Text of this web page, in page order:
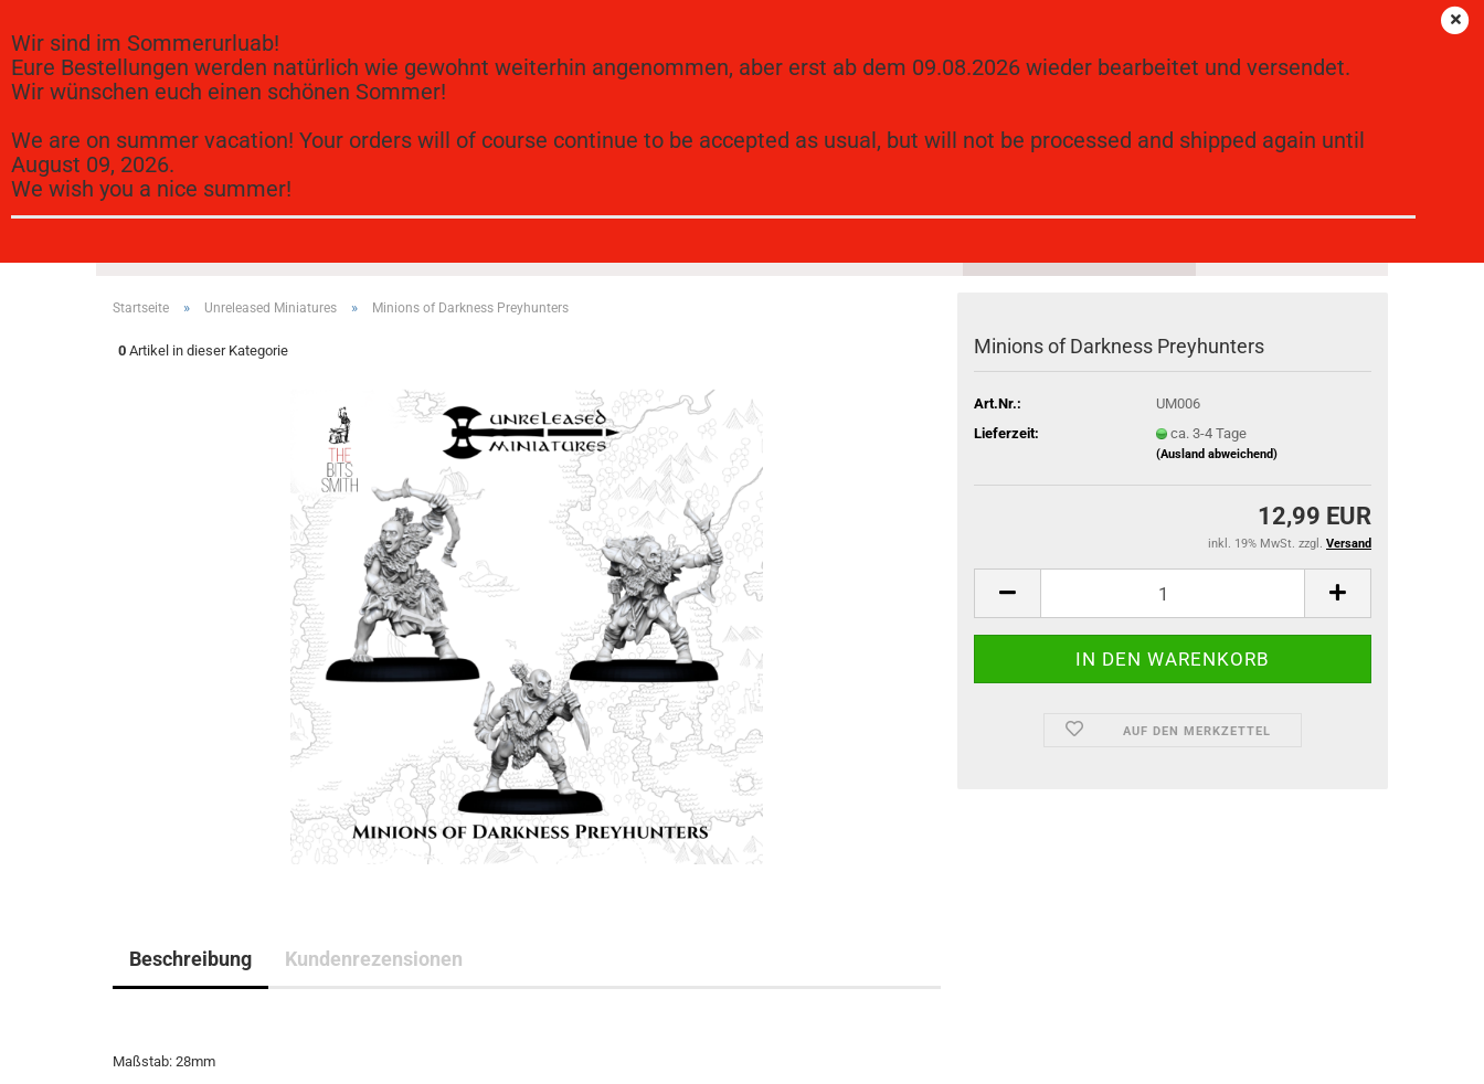
Alle
Suche... Ihr Warenkorb
Wir sind im Sommerurluab!
Eure Bestellungen werden natürlich wie gewohnt weiterhin angenommen, aber erst ab dem 09.08.2026 wieder bearbeitet und versendet.
Wir wünschen euch einen schönen Sommer!
We are on summer vacation! Your orders will of course continue to be accepted as usual, but will not be processed and shipped again until
August 09, 2026.
We wish you a nice summer!
Startseite » Unreleased Miniatures » Minions of Darkness Preyhunters
0 Artikel in dieser Kategorie Minions of Darkness Preyhunters
Art.Nr.:
UM006
Lieferzeit:
ca. 3-4 Tage
(Ausland abweichend)
12,99 EUR
inkl. 19% MwSt. zzgl. Versand
AUF DEN MERKZETTEL
Beschreibung Kundenrezensionen
Maßstab: 28mm